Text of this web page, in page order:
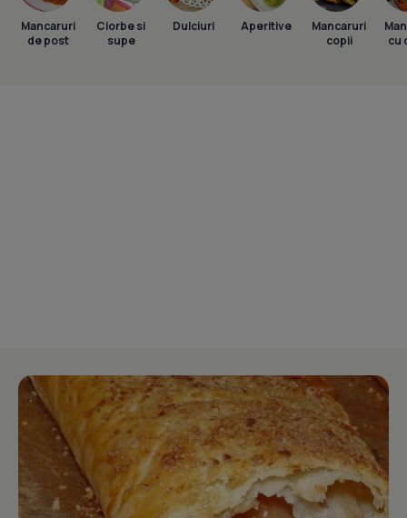
Mancaruri
de post
Ciorbe si
supe
Dulciuri Aperitive
Mancaruri
copii
cu